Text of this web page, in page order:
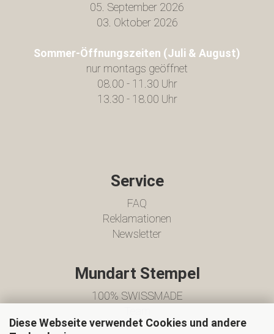
Diese Webseite verwendet Cookies und andere
05. September 2026
03. Oktober 2026
Sommer-Öffnungszeiten (Juli & August)
nur montags geöffnet
08.00 - 11.30 Uhr
13.30 - 18.00 Uhr
Service
FAQ
Reklamationen
Newsletter
Mundart Stempel
100% SWISSMADE